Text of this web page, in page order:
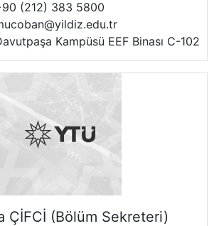
(212) 383 5800
Kampüsü EEF Binası C-102
ÇİFCİ (Bölüm Sekreteri)